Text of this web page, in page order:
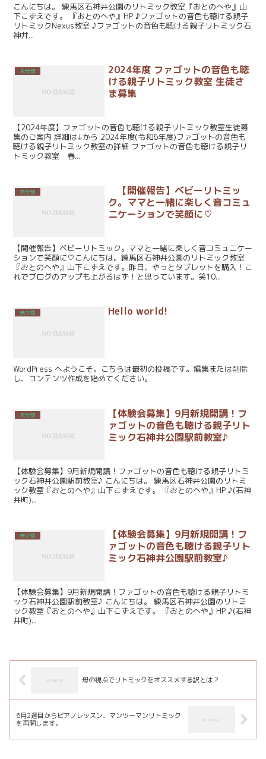
こんにちは。 練馬区石神井公園のリトミック教室『おとのへや』山
下こずえです。 『おとのへや』HP ♪ファゴットの音色も聴ける親子
リトミックNexus教室 ♪ファゴットの音色も聴ける親子リトミック石
神井...
未分類
2024年度 ファゴットの音色も聴
ける親子リトミック教室 生徒さ
ま募集
【2024年度】ファゴットの音色も聴ける親子リトミック教室生徒募
集のご案内 詳細は↓から 2024年度(令和6年度)ファゴットの音色も
聴ける親子リトミック教室の詳細 ファゴットの音色も聴ける親子リ
トミック教室 春...
未分類
【開催報告】ベビーリトミッ
ク。ママと一緒に楽しく音コミュ
ニケーションで笑顔に♡
【開催報告】ベビーリトミック。ママと一緒に楽しく音コミュニケー
ションで笑顔に♡こんにちは。練馬区石神井公園のリトミック教室
『おとのへや』山下こずえです。昨日、やっとタブレットを購入！こ
れでブログのアップも上がるはず！と思っています。笑10...
未分類 Hello world!
WordPress へようこそ。こちらは最初の投稿です。編集または削除
し、コンテンツ作成を始めてください。
未分類
【体験会募集】9月新規開講！フ
ァゴットの音色も聴ける親子リト
ミック石神井公園駅前教室♪
【体験会募集】9月新規開講！ファゴットの音色も聴ける親子リトミ
ック石神井公園駅前教室♪ こんにちは。 練馬区石神井公園のリトミ
ック教室『おとのへや』山下こずえです。 『おとのへや』HP ♪(石神
井町)...
未分類
【体験会募集】9月新規開講！フ
ァゴットの音色も聴ける親子リト
ミック石神井公園駅前教室♪
【体験会募集】9月新規開講！ファゴットの音色も聴ける親子リトミ
ック石神井公園駅前教室♪ こんにちは。 練馬区石神井公園のリトミ
ック教室『おとのへや』山下こずえです。 『おとのへや』HP ♪(石神
井町)...
母の視点でリトミックをオススメする訳とは？
6月2週目からピアノレッスン、マンツーマンリトミック
を再開します。